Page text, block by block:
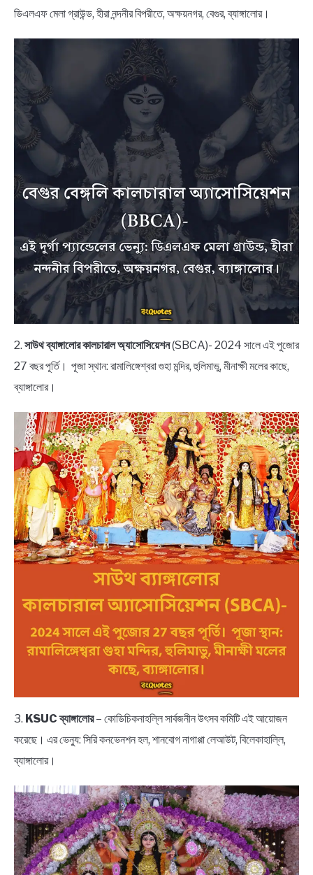
ডিএলএফ মেলা গ্রাউন্ড, হীরা নন্দনীর বিপরীতে, অক্ষয়নগর, বেগুর, ব্যাঙ্গালোর।
2. সাউথ ব্যাঙ্গালোর কালচারাল অ্যাসোসিয়েশন(SBCA)- 2024 সালে এই পুজোর
27 বছর পূর্তি। পূজা স্থান: রামালিঙ্গেশ্বরা গুহা মন্দির, হুলিমাভু, মীনাক্ষী মলের কাছে,
ব্যাঙ্গালোর।
3. KSUC ব্যাঙ্গালোর– কোডিচিকনাহল্লি সার্বজনীন উৎসব কমিটি এই আয়োজন
করেছে। এর ভেন্যু: সিরি কনভেনশন হল, শানবোগ নাগাপ্পা লেআউট, বিলেকাহাল্লি,
ব্যাঙ্গালোর।